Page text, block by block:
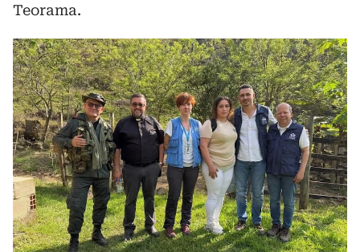
Teorama.